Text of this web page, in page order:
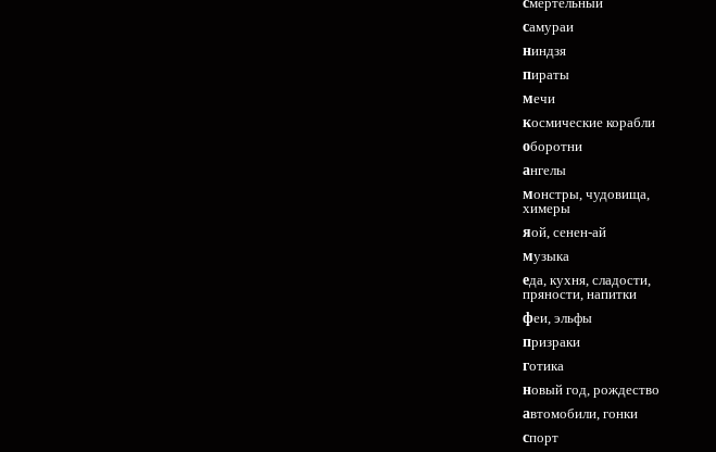
самураи
ниндзя
пираты
мечи
космические корабли
оборотни
ангелы
монстры, чудовища,
химеры
яой, сенен-ай
музыка
еда, кухня, сладости,
пряности, напитки
феи, эльфы
призраки
готика
новый год, рождество
автомобили, гонки
спорт